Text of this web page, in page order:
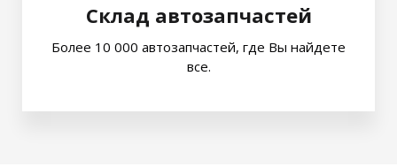
Склад автозапчастей
Более 10 000 автозапчастей, где Вы найдете
все.